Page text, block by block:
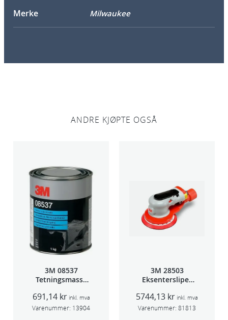
l
Merke Milwaukee
ANDRE KJØPTE OGSÅ
3M 08537
Tetningsmasse
691,14 kr inkl. mva
Varenummer: 13904
3M 28503
Eksentersliper
5mm slag
75mm
5744,13 kr inkl. mva
Varenummer: 81813